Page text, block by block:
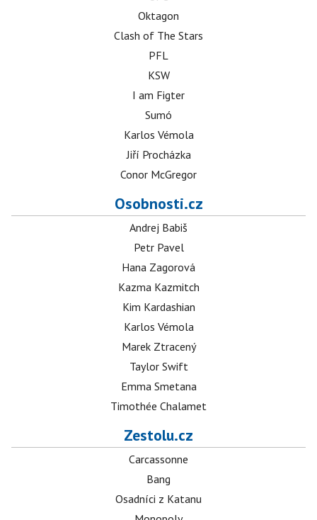
Oktagon
Clash of The Stars
PFL
KSW
I am Figter
Sumó
Karlos Vémola
Jiří Procházka
Conor McGregor
Osobnosti.cz
Andrej Babiš
Petr Pavel
Hana Zagorová
Kazma Kazmitch
Kim Kardashian
Karlos Vémola
Marek Ztracený
Taylor Swift
Emma Smetana
Timothée Chalamet
Zestolu.cz
Carcassonne
Bang
Osadníci z Katanu